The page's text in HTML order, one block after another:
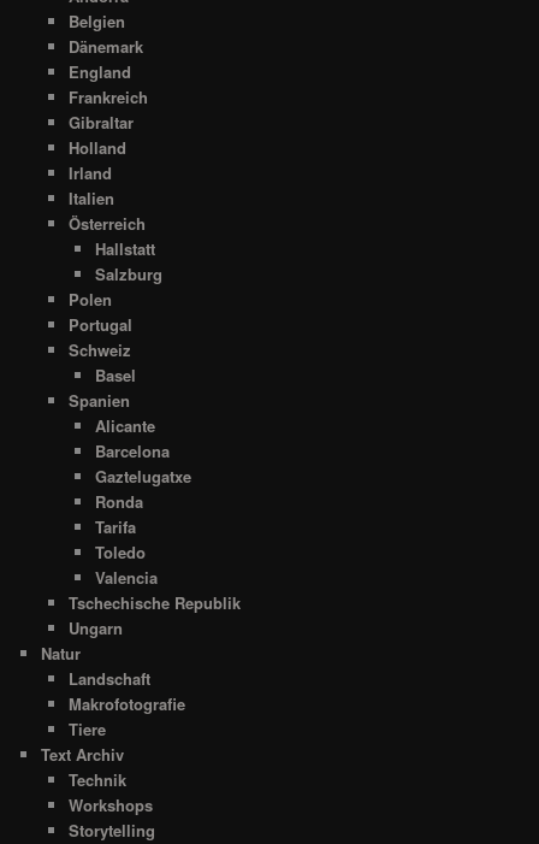
Belgien
Dänemark
England
Frankreich
Gibraltar
Holland
Irland
Italien
Österreich
Hallstatt
Salzburg
Polen
Portugal
Schweiz
Basel
Spanien
Alicante
Barcelona
Gaztelugatxe
Ronda
Tarifa
Toledo
Valencia
Tschechische Republik
Ungarn
Natur
Landschaft
Makrofotografie
Tiere
Text Archiv
Technik
Workshops
Storytelling